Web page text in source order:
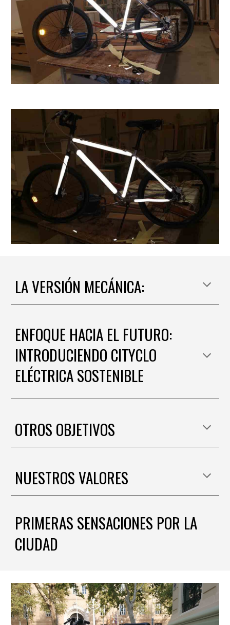
LA VERSIÓN MECÁNICA:
ENFOQUE HACIA EL FUTURO:
INTRODUCIENDO CITYCLO
ELÉCTRICA SOSTENIBLE
OTROS OBJETIVOS
NUESTROS VALORES
PRIMERAS SENSACIONES POR LA
CIUDAD